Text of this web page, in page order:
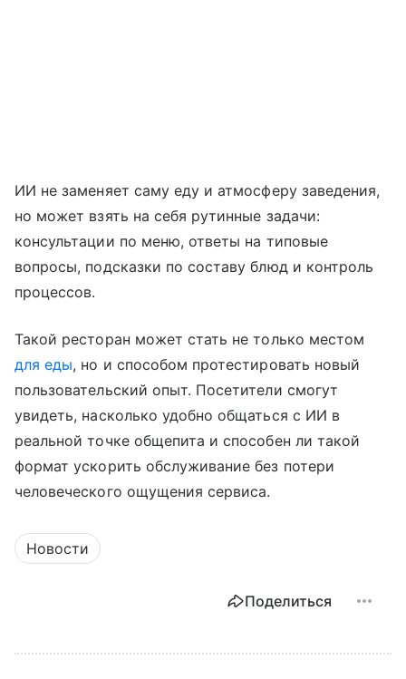
ИИ не заменяет саму еду и атмосферу заведения,
но может взять на себя рутинные задачи:
консультации по меню, ответы на типовые
вопросы, подсказки по составу блюд и контроль
процессов.
Такой ресторан может стать не только местом
для еды, но и способом протестировать новый
пользовательский опыт. Посетители смогут
увидеть, насколько удобно общаться с ИИ в
реальной точке общепита и способен ли такой
формат ускорить обслуживание без потери
человеческого ощущения сервиса.
Новости
Поделиться